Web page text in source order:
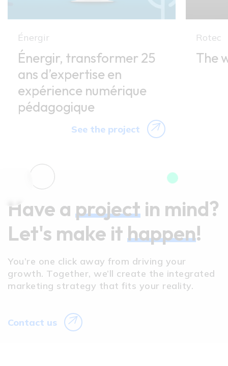
Énergir
Énergir, transformer 25
ans d’expertise en
expérience numérique
pédagogique
See the project
Rotec
The
Have a project in mind?
Let's make ithappen!
You’re one click away from driving your
growth. Together, we’ll create the integrated
marketing strategy that fits your reality.
Contact us